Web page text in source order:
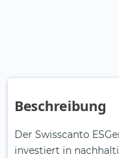
Beschreibung
Der Swisscanto
investiert in